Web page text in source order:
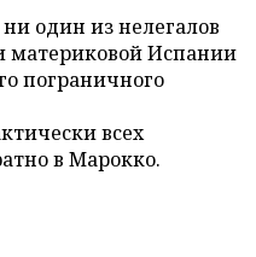
один из нелегалов
материковой Испании
пограничного
всех
в Марокко.